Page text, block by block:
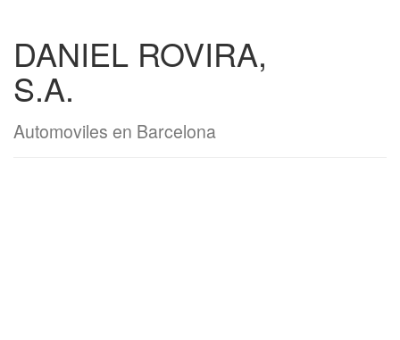
DANIEL ROVIRA,
S.A.
Automoviles en Barcelona